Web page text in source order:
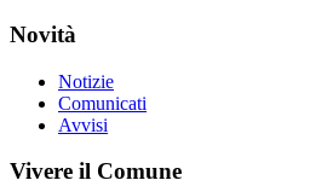
Novità
Notizie
Comunicati
Avvisi
Vivere il Comune